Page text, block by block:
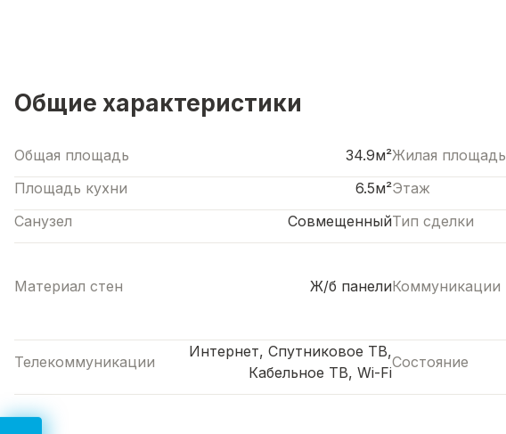
Общие характеристики
Общая площадь 34.9м²Жилая площадь
Площадь кухни
6.5м²Этаж
Санузел
СовмещенныйТип сделки
Материал стен Ж/б панелиКоммуникации
Телекоммуникации
Интернет, Спутниковое ТВ,
Кабельное ТВ, Wi-Fi
Состояние